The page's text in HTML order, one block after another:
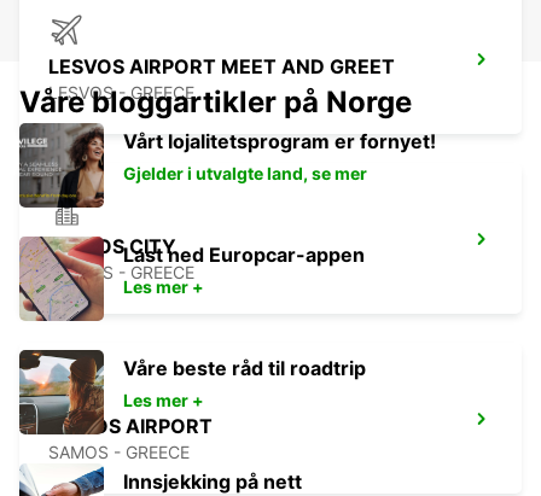
LESVOS AIRPORT MEET AND GREET
LESVOS - GREECE
LESVOS CITY
LESVOS - GREECE
SAMOS AIRPORT
SAMOS - GREECE
Våre bloggartikler på Norge
Vårt lojalitetsprogram er fornyet!
Gjelder i utvalgte land, se mer
Last ned Europcar-appen
Les mer +
Våre beste råd til roadtrip
Les mer +
Innsjekking på nett